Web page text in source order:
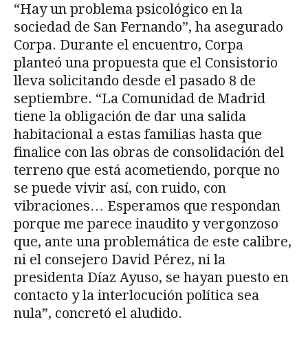
“Hay un problema psicológico en la
sociedad de San Fernando”, ha asegurado
Corpa. Durante el encuentro, Corpa
planteó una propuesta que el Consistorio
lleva solicitando desde el pasado 8 de
septiembre. “La Comunidad de Madrid
tiene la obligación de dar una salida
habitacional a estas familias hasta que
finalice con las obras de consolidación del
terreno que está acometiendo, porque no
se puede vivir así, con ruido, con
vibraciones… Esperamos que respondan
porque me parece inaudito y vergonzoso
que, ante una problemática de este calibre,
ni el consejero David Pérez, ni la
presidenta Díaz Ayuso, se hayan puesto en
contacto y la interlocución política sea
nula”, concretó el aludido.